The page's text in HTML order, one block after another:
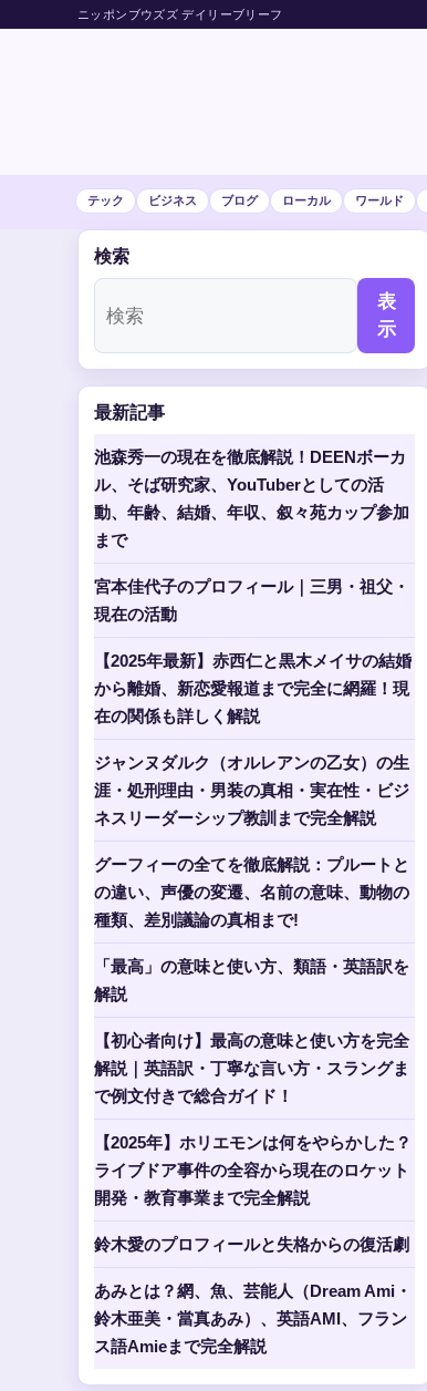
ニッポンブウズズ デイリーブリーフ
テック ビジネス ブログ ローカル ワールド
検索
表
示
最新記事
池森秀一の現在を徹底解説！DEENボーカ
ル、そば研究家、YouTuberとしての活
動、年齢、結婚、年収、叙々苑カップ参加
まで
宮本佳代子のプロフィール｜三男・祖父・
現在の活動
【2025年最新】赤西仁と黒木メイサの結婚
から離婚、新恋愛報道まで完全に網羅！現
在の関係も詳しく解説
ジャンヌダルク（オルレアンの乙女）の生
涯・処刑理由・男装の真相・実在性・ビジ
ネスリーダーシップ教訓まで完全解説
グーフィーの全てを徹底解説：プルートと
の違い、声優の変遷、名前の意味、動物の
種類、差別議論の真相まで!
「最高」の意味と使い方、類語・英語訳を
解説
【初心者向け】最高の意味と使い方を完全
解説｜英語訳・丁寧な言い方・スラングま
で例文付きで総合ガイド！
【2025年】ホリエモンは何をやらかした？
ライブドア事件の全容から現在のロケット
開発・教育事業まで完全解説
鈴木愛のプロフィールと失格からの復活劇
あみとは？網、魚、芸能人（Dream Ami・
鈴木亜美・當真あみ）、英語AMI、フラン
ス語Amieまで完全解説